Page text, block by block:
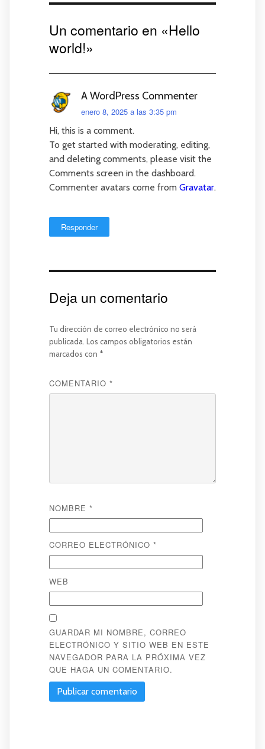
Un comentario en «Hello
world!»
A WordPress Commenter
enero 8, 2025 a las 3:35 pm
Hi, this is a comment.
To get started with moderating, editing,
and deleting comments, please visit the
Comments screen in the dashboard.
Commenter avatars come from Gravatar.
Responder
Deja un comentario
Tu dirección de correo electrónico no será
publicada. Los campos obligatorios están
marcados con *
COMENTARIO *
NOMBRE *
CORREO ELECTRÓNICO *
WEB
GUARDAR MI NOMBRE, CORREO
ELECTRÓNICO Y SITIO WEB EN ESTE
NAVEGADOR PARA LA PRÓXIMA VEZ
QUE HAGA UN COMENTARIO.